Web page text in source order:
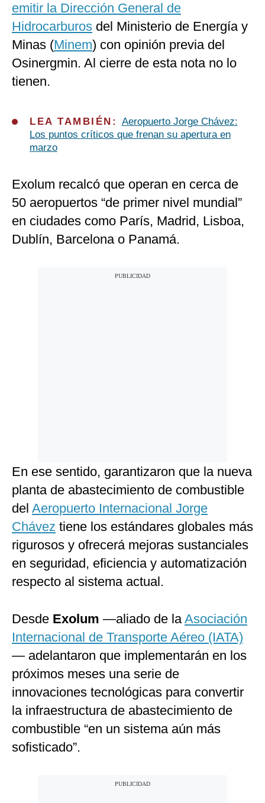
emitir la Dirección General de
Hidrocarburos del Ministerio de Energía y
Minas (Minem) con opinión previa del
Osinergmin. Al cierre de esta nota no lo
tienen.
LEA TAMBIÉN: Aeropuerto Jorge Chávez:
Los puntos críticos que frenan su apertura en
marzo
Exolum recalcó que operan en cerca de
50 aeropuertos “de primer nivel mundial”
en ciudades como París, Madrid, Lisboa,
Dublín, Barcelona o Panamá.
En ese sentido, garantizaron que la nueva
planta de abastecimiento de combustible
del Aeropuerto Internacional Jorge
Chávez tiene los estándares globales más
rigurosos y ofrecerá mejoras sustanciales
en seguridad, eficiencia y automatización
respecto al sistema actual.
Desde Exolum —aliado de laAsociación
Internacional de Transporte Aéreo (IATA)
— adelantaron que implementarán en los
próximos meses una serie de
innovaciones tecnológicas para convertir
la infraestructura de abastecimiento de
combustible “en un sistema aún más
sofisticado”.